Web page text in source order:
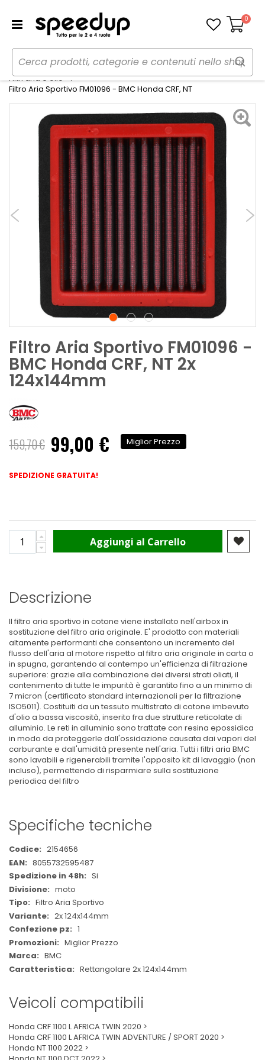
Carrello
0
Home Moto
Manutenzione e ricambi moto
Filtri aria e olio
Filtro Aria Sportivo FM01096 - BMC Honda CRF, NT
Filtro Aria Sportivo FM01096 -
BMC Honda CRF, NT 2x
124x144mm
159,70 € Prezzo
speciale
99,00 € Miglior Prezzo
SPEDIZIONE GRATUITA!
Aggiungi al Carrello
Descrizione
Il filtro aria sportivo in cotone viene installato nell'airbox in
sostituzione del filtro aria originale. E' prodotto con materiali
altamente performanti che consentono un incremento del
flusso dell'aria al motore rispetto al filtro aria originale in carta o
in spugna, garantendo al contempo un'efficienza di filtrazione
superiore: grazie alla combinazione dei diversi strati oliati, il
contenimento di tutte le impurità è garantito fino a un minimo di
7 micron (certificato standard internazionali per la filtrazione
ISO5011). Costituiti da un tessuto multistrato di cotone imbevuto
d'olio a bassa viscosità, inserito fra due strutture reticolate di
alluminio. Le reti in alluminio sono trattate con resina epossidica
in modo da proteggerle dall'ossidazione causata dai vapori del
carburante e dall'umidità presente nell'aria. Tutti i filtri aria BMC
sono lavabili e rigenerabili tramite l'apposito kit di lavaggio (non
incluso), permettendo di risparmiare sulla sostituzione
periodica del filtro
Specifiche tecniche
Maggiori
Informazioni
2154656
8055732595487
Si
moto
Filtro Aria Sportivo
2x 124x144mm
1
Miglior Prezzo
BMC
Rettangolare 2x 124x144mm
Veicoli compatibili
Honda CRF 1100 L AFRICA TWIN 2020 >
Honda CRF 1100 L AFRICA TWIN ADVENTURE / SPORT 2020 >
Honda NT 1100 2022 >